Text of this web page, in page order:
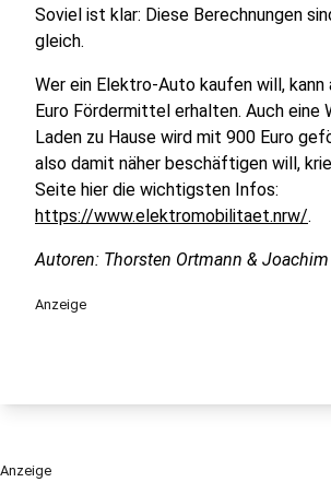
Soviel ist klar: Diese Berechnungen
gleich.
Wer ein Elektro-Auto kaufen will, kann
Euro Fördermittel erhalten. Auch eine
Laden zu Hause wird mit 900 Euro
also damit näher beschäftigen will,
Seite hier die wichtigsten Infos:
https://www.elektromobilitaet.nrw/.
Autoren: Thorsten Ortmann &
Anzeige
Anzeige